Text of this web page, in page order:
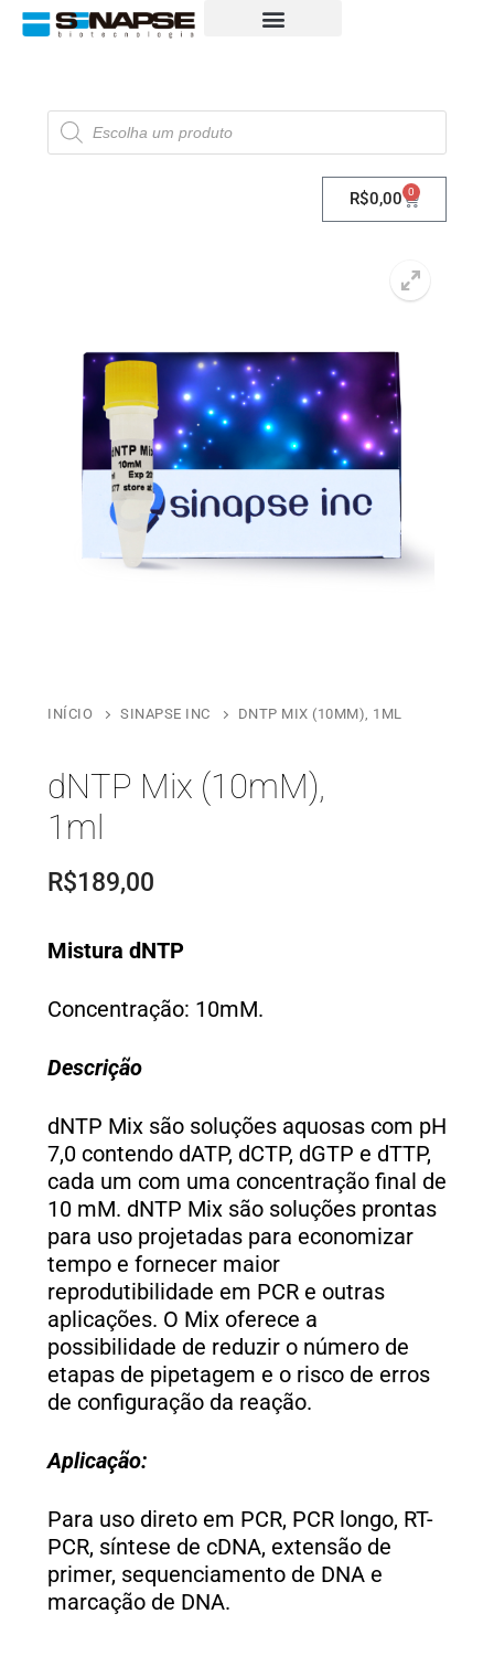
R$0,00 0
INÍCIO SINAPSE INC DNTP MIX (10MM), 1ML
dNTP Mix (10mM),
1ml
R$189,00
Mistura dNTP
Concentração: 10mM.
Descrição
dNTP Mix são soluções aquosas com pH
7,0 contendo dATP, dCTP, dGTP e dTTP,
cada um com uma concentração final de
10 mM. dNTP Mix são soluções prontas
para uso projetadas para economizar
tempo e fornecer maior
reprodutibilidade em PCR e outras
aplicações. O Mix oferece a
possibilidade de reduzir o número de
etapas de pipetagem e o risco de erros
de configuração da reação.
Aplicação:
Para uso direto em PCR, PCR longo, RT-
PCR, síntese de cDNA, extensão de
primer, sequenciamento de DNA e
marcação de DNA.